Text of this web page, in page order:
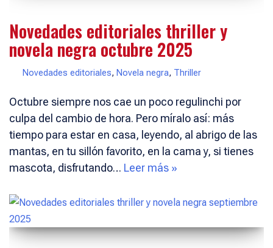
Novedades editoriales thriller y
novela negra octubre 2025
Novedades editoriales, Novela negra, Thriller
Octubre siempre nos cae un poco regulinchi por
culpa del cambio de hora. Pero míralo así: más
tiempo para estar en casa, leyendo, al abrigo de las
mantas, en tu sillón favorito, en la cama y, si tienes
mascota, disfrutando… Leer más »